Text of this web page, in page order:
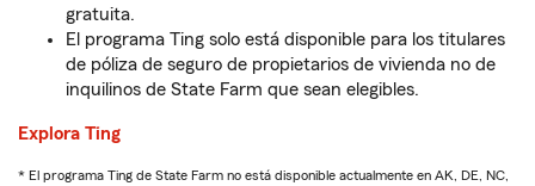
gratuita.
El programa Ting solo está disponible para los titulares
de póliza de seguro de propietarios de vivienda no de
inquilinos de State Farm que sean elegibles.
Explora Ting
* El programa Ting de State Farm no está disponible actualmente en AK, DE, NC,